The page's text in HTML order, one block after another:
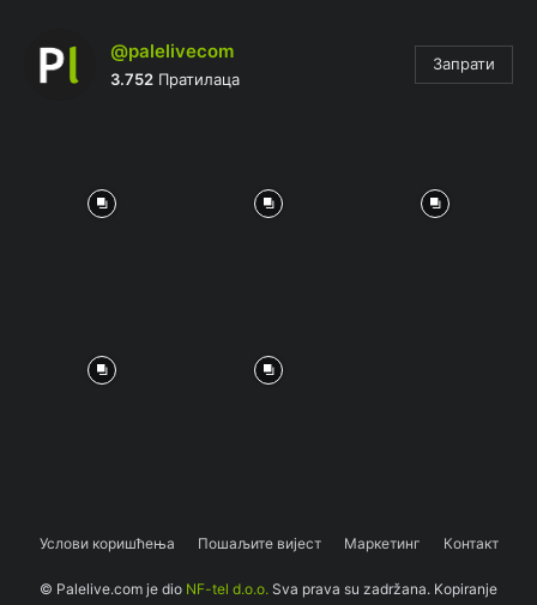
@palelivecom
3.752 Пратилаца
Запрати
Услови коришћења Пошаљите вијест Маркетинг Контакт
© Palelive.com je dio NF-tel d.o.o. Sva prava su zadržana. Kopiranje